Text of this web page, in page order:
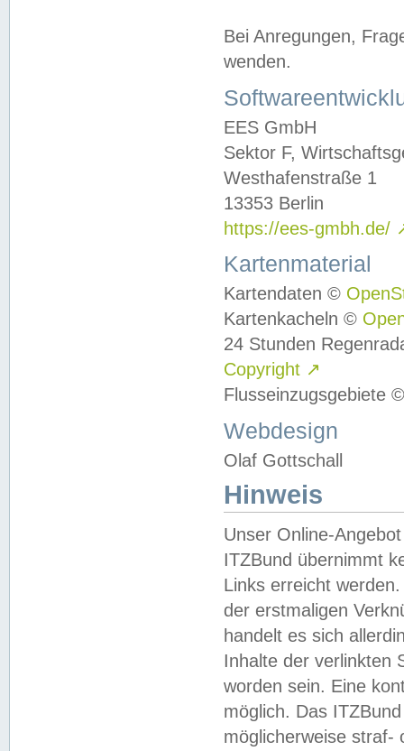
Bei Anregungen,
wenden.
EES GmbH
Sektor F,
Westhafenstraße 1
13353 Berlin
https://ees-gmbh.de/
Kartenmaterial
Kartendaten ©
Kartenkacheln ©
24 Stunden
Copyright ↗
Flusseinzugsgebiete
Webdesign
Olaf Gottschall
Hinweis
Unser Online-
ITZBund übernimmt
Links erreicht
der erstmaligen
handelt es sich
Inhalte der verlinkten
worden sein. Eine
möglich. Das
möglicherweise straf-